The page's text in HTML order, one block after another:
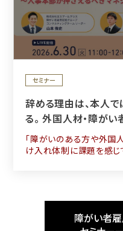
セミナー
辞める理由は、本人
る。 外国人材・障が
「障がいのある方や外国
け入れ体制に課題を感じ
障がい者